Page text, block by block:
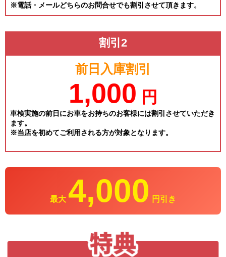
※電話・メールどちらのお問合せでも割引させて頂きます。
割引2
前日入庫割引
1,000 円
車検実施の前日にお車をお持ちのお客様には割引させていただき
ます。
※当店を初めてご利用される方が対象となります。
最大 4,000 円引き